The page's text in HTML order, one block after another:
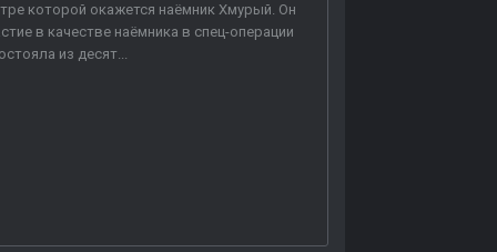
которой окажется наёмник Хмурый. Он
в качестве наёмника в спец-операции
из десят...